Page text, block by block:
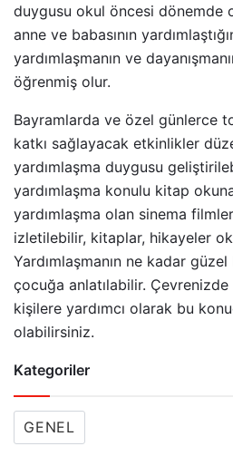
duygusu okul öncesi dönemde
anne ve babasının
yardımlaşmanın ve
öğrenmiş olur.
Bayramlarda ve özel günlerce
katkı sağlayacak etkinlikler
yardımlaşma duygusu
yardımlaşma konulu kitap
yardımlaşma olan sinema
izletilebilir, kitaplar, hikayeler
Yardımlaşmanın ne kadar
çocuğa anlatılabilir. Çevrenizde
kişilere yardımcı olarak bu
olabilirsiniz.
Kategoriler
GENEL